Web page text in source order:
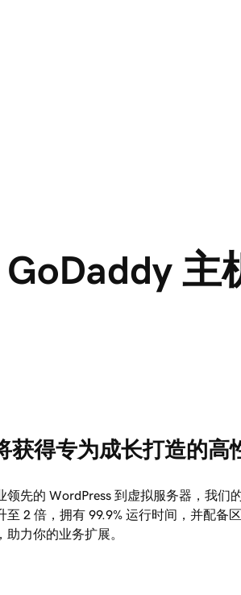
主
获得专为成长打造的高
领先的 WordPress 到虚拟服务器，我们
至 2 倍，拥有 99.9% 运行时间，并配备
助力你的业务扩展。